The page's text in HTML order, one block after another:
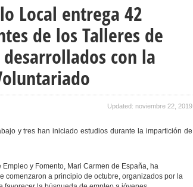
Local entrega 42
de los Talleres de
con la
Updated: noviembre 22, 2019
y tres han iniciado estudios durante la impartición de
Empleo y Fomento, Mari Carmen de España, ha
comenzaron a principio de octubre, organizados por la